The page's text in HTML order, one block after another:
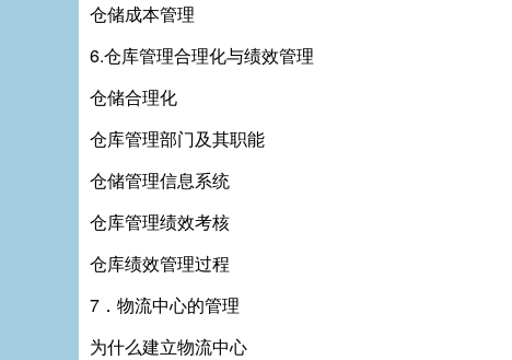
仓储成本管理
6.仓库管理合理化与绩效管理
仓储合理化
仓库管理部门及其职能
仓储管理信息系统
仓库管理绩效考核
仓库绩效管理过程
7．物流中心的管理
为什么建立物流中心